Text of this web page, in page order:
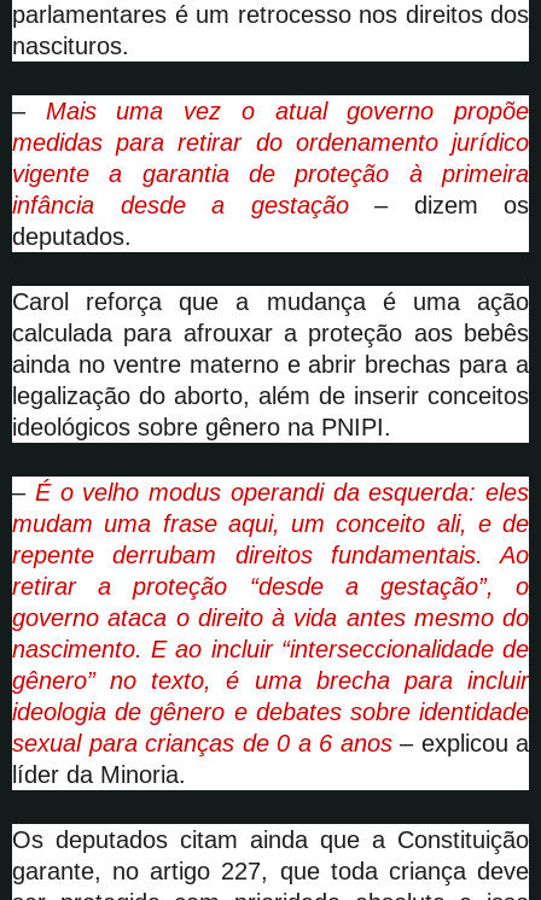
parlamentares é um retrocesso nos direitos dos
nascituros.
– Mais uma vez o atual governo propõe
medidas para retirar do ordenamento jurídico
vigente a garantia de proteção à primeira
infância desde a gestação– dizem os
deputados.
Carol reforça que a mudança é uma ação
calculada para afrouxar a proteção aos bebês
ainda no ventre materno e abrir brechas para a
legalização do aborto, além de inserir conceitos
ideológicos sobre gênero na PNIPI.
– É o velho modus operandi da esquerda: eles
mudam uma frase aqui, um conceito ali, e de
repente derrubam direitos fundamentais. Ao
retirar a proteção “desde a gestação”, o
governo ataca o direito à vida antes mesmo do
nascimento. E ao incluir “interseccionalidade de
gênero” no texto, é uma brecha para incluir
ideologia de gênero e debates sobre identidade
sexual para crianças de 0 a 6 anos– explicou a
líder da Minoria.
Os deputados citam ainda que a Constituição
garante, no artigo 227, que toda criança deve